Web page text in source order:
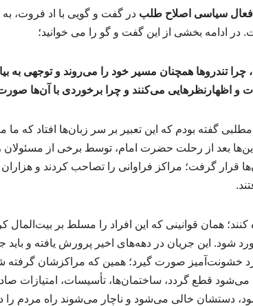
فعال سیاسی اصلاح طلب در گفت و گویی با اد فروت، به
در ادامه بخشی از این گفت و گو را می خوانید؛
چرا تندروها همچنان مسیر خود را می‌روند و توجهی به
و اظهارنظرهایی می‌کنند و چرا برخوردی با آن‌ها
مطلبی گفته بودم که این تعبیر بر سر زبان‌ها افتاد که ما
بعد از رحلت حضرت امام، توسط برخی از مسئولان
قرار گرفت؛ مراکز فراوانی را تصاحب کردند و هزاران
همان قوانینی که این افراد را مسلط بر بیت‌المال
شود. این جریان در دهه‌های اخیر پرورش یافته و
خشونت‌آمیز صورت گیرد؛ همین که مراکزشان گرفته
قطع گردد، ساختمان‌ها، تأسیسات، امتیازات
دستشان خالی می‌شود و ناچار می‌شوند راه مردم را